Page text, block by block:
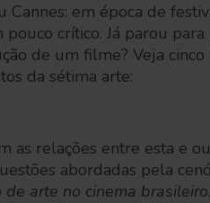
em época de
crítico. Já parou
de um filme? Veja
da sétima arte:
as relações entre esta e
abordadas pela
arte no cinema brasileiro.